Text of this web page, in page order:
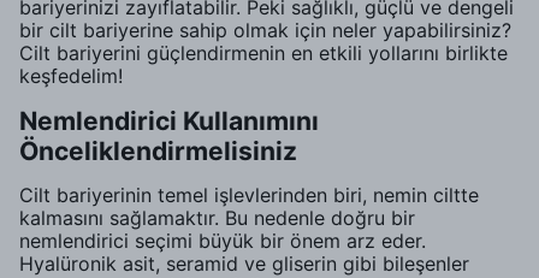
bariyerinizi zayıflatabilir. Peki sağlıklı, güçlü ve dengeli
bir cilt bariyerine sahip olmak için neler yapabilirsiniz?
Cilt bariyerini güçlendirmenin en etkili yollarını birlikte
keşfedelim!
Nemlendirici Kullanımını
Önceliklendirmelisiniz
Cilt bariyerinin temel işlevlerinden biri, nemin ciltte
kalmasını sağlamaktır. Bu nedenle doğru bir
nemlendirici seçimi büyük bir önem arz eder.
Hyalüronik asit, seramid ve gliserin gibi bileşenler